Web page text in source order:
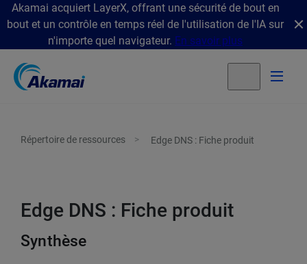
Akamai acquiert LayerX, offrant une sécurité de bout en
bout et un contrôle en temps réel de l'utilisation de l'IA sur
n'importe quel navigateur. En savoir plus
Répertoire de ressources Edge DNS : Fiche produit
Edge DNS : Fiche produit
Synthèse